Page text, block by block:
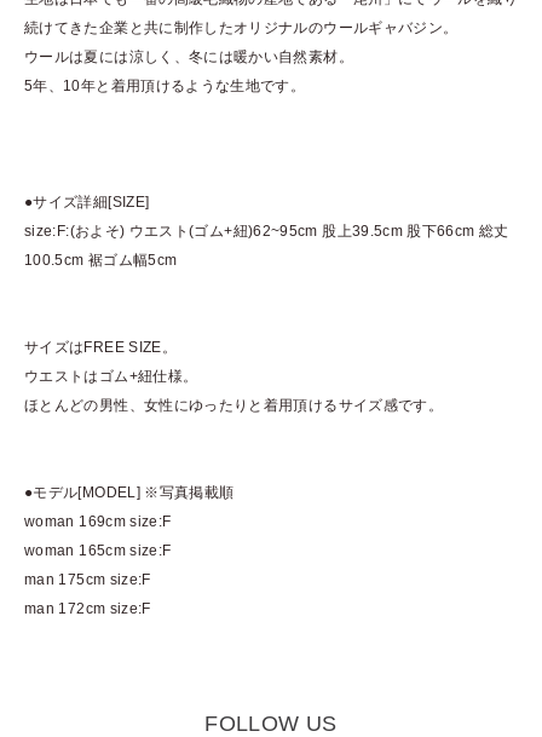
続けてきた企業と共に制作したオリジナルのウールギャバジン。
ウールは夏には涼しく、冬には暖かい自然素材。
5年、10年と着用頂けるような生地です。
●サイズ詳細[SIZE]
size:F:(およそ) ウエスト(ゴム+紐)62~95cm 股上39.5cm 股下66cm 総丈
100.5cm 裾ゴム幅5cm
サイズはFREE SIZE。
ウエストはゴム+紐仕様。
ほとんどの男性、女性にゆったりと着用頂けるサイズ感です。
●モデル[MODEL] ※写真掲載順
woman 169cm size:F
woman 165cm size:F
man 175cm size:F
man 172cm size:F
FOLLOW US